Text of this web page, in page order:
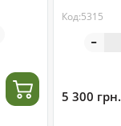
Код:5315
5 300 грн.